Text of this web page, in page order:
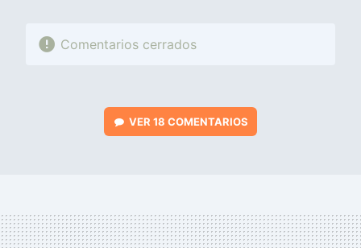
Comentarios cerrados
VER 18 COMENTARIOS